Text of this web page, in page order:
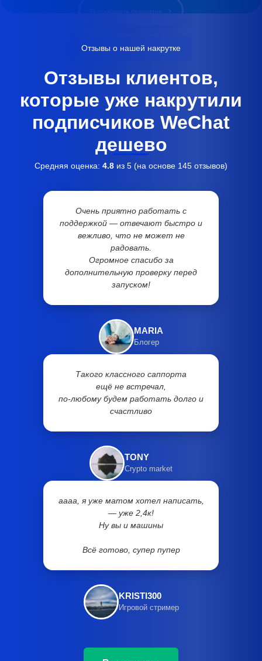
Попробовать бесплатно
Отзывы о нашей накрутке
Отзывы клиентов,
которые уже накрутили
подписчиков WeChat
дешево
Средняя оценка: 4.8 из 5 (на основе 145 отзывов)
Очень приятно работать с
поддержкой — отвечают быстро и
вежливо, что не может не
радовать.
Огромное спасибо за
дополнительную проверку перед
запуском!
MARIA
Блогер
Такого классного саппорта
ещё не встречал,
по-любому будем работать долго и
счастливо
TONY
Crypto market
аааа, я уже матом хотел написать,
— уже 2,4к!
Ну вы и машины
Всё готово, супер пупер
KRISTI300
Игровой стример